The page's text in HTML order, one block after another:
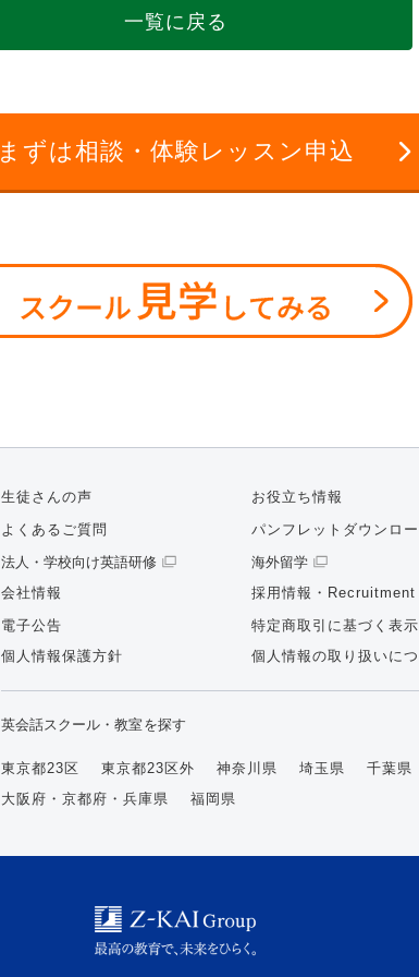
一覧に戻る
まずは相談・体験レッスン申込
生徒さんの声 お役立ち情報
よくあるご質問
パンフレットダウンロ
法人・学校向け英語研修
海外留学
会社情報
採用情報・Recruitment
電子公告
特定商取引に基づく表示
個人情報保護方針
個人情報の取り扱いに
英会話スクール・教室を探す
東京都23区 東京都23区外 神奈川県 埼玉県 千葉県
大阪府・京都府・兵庫県
福岡県